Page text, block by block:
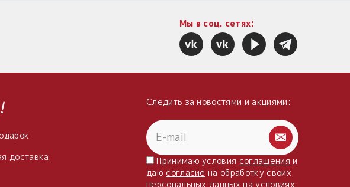
Мы в соц. сетях:
доставка
Следить за новостями и акциями:
Принимаю условия соглашения и
даю согласие на обработку своих
персональных данныхна условиях